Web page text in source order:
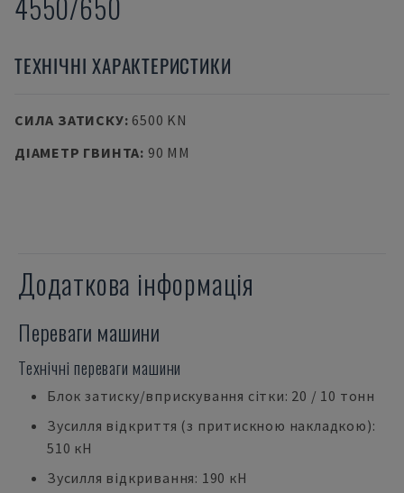
ТЕХНІЧНІ ХАРАКТЕРИСТИКИ
СИЛА ЗАТИСКУ: 6500 KN
ДІАМЕТР ГВИНТА: 90 MM
Додаткова інформація
Переваги машини
Технічні переваги машини
Блок затиску/вприскування сітки: 20 / 10 тонн
Зусилля відкриття (з притискною накладкою):
510 кН
Зусилля відкривання: 190 кН